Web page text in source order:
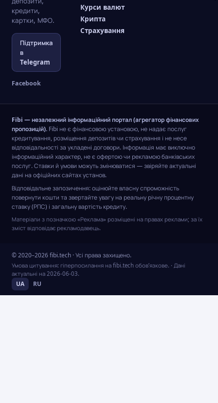
кредити,
картки, МФО.
Підтримка
в
Telegram
Facebook
Курси валют
Крипта
Страхування
Fibi — незалежний інформаційний портал (агрегатор фінансових
пропозицій). Fibi не є фінансовою установою, не надає послуг
кредитування, розміщення депозитів чи страхування і не несе
відповідальності за укладені договори. Інформація має виключно
інформаційний характер, не є офертою чи рекламою банківських
послуг. Ставки й умови можуть змінюватися — звіряйте актуальні
дані на офіційних сайтах установ.
Відповідальне запозичення: оцінюйте власну спроможність
повернути кошти та звертайте увагу на реальну річну процентну
ставку (РПС) і загальну вартість кредиту.
Матеріали з позначкою «Реклама» розміщені на правах реклами; за їх
зміст відповідає рекламодавець.
© 2020–2026 fibi.tech · Усі права захищено.
Умова цитування: гіперпосилання на fibi.tech обов’язкове. · Дані
актуальні на 2026-06-03.
UA RU